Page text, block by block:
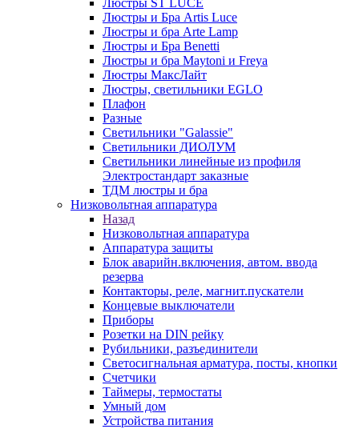
Люстры ST LUCE
Люстры и Бра Artis Luce
Люстры и бра Arte Lamp
Люстры и Бра Benetti
Люстры и бра Maytoni и Freya
Люстры МаксЛайт
Люстры, светильники EGLO
Плафон
Разные
Светильники "Galassie"
Светильники ДИОЛУМ
Светильники линейные из профиля
Электростандарт заказные
ТДМ люстры и бра
Низковольтная аппаратура
Назад
Низковольтная аппаратура
Аппаратура защиты
Блок аварийн.включения, автом. ввода
резерва
Контакторы, реле, магнит.пускатели
Концевые выключатели
Приборы
Розетки на DIN рейку
Рубильники, разъединители
Светосигнальная арматура, посты, кнопки
Счетчики
Таймеры, термостаты
Умный дом
Устройства питания